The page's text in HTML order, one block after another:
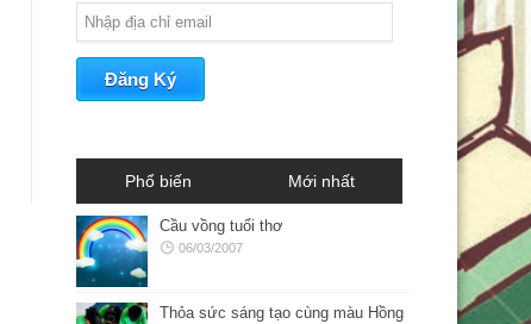
Phổ biến Mới nhất
Cầu vồng tuổi thơ
06/03/2007
Thỏa sức sáng tạo cùng màu Hồng